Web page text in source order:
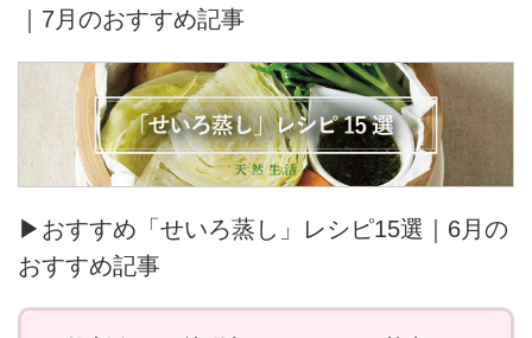
｜7月のおすすめ記事
▶おすすめ「せいろ蒸し」レシピ15選｜6月の
おすすめ記事